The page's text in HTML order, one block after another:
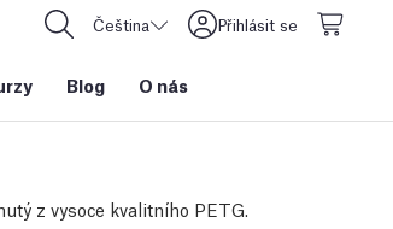
Čeština Přihlásit se
Blog O nás
z vysoce kvalitního PETG.